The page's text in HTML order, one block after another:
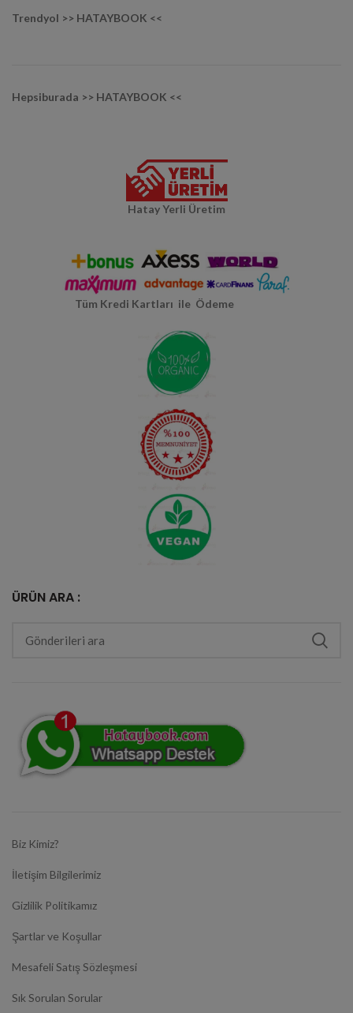
Trendyol >> HATAYBOOK <<
Hepsiburada >> HATAYBOOK <<
Hatay Yerli Üretim
Tüm Kredi Kartları ile Ödeme
ÜRÜN ARA :
Biz Kimiz?
İletişim Bilgilerimiz
Gizlilik Politikamız
Şartlar ve Koşullar
Mesafeli Satış Sözleşmesi
Sık Sorulan Sorular